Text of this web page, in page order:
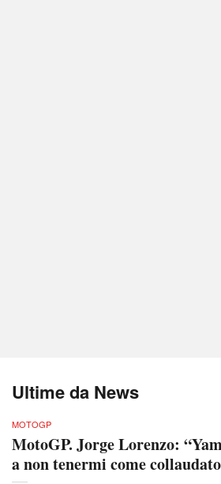
Ultime da News
MOTOGP
MotoGP. Jorge Lorenzo:
a non tenermi come